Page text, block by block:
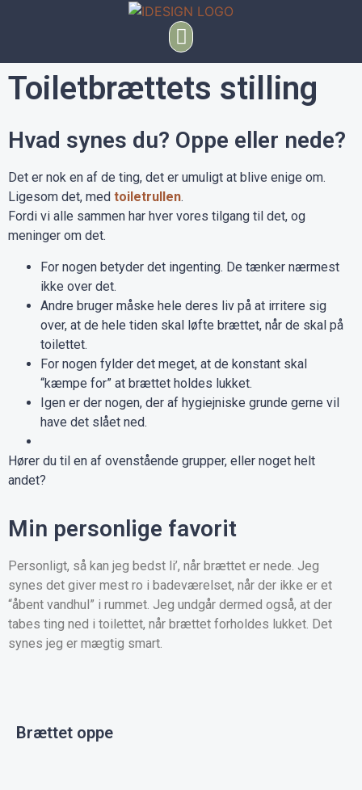
Toiletbrættets stilling
Hvad synes du? Oppe eller nede?
Det er nok en af de ting, det er umuligt at blive enige om.
Ligesom det, med toiletrullen.
Fordi vi alle sammen har hver vores tilgang til det, og
meninger om det.
For nogen betyder det ingenting. De tænker nærmest
ikke over det.
Andre bruger måske hele deres liv på at irritere sig
over, at de hele tiden skal løfte brættet, når de skal på
toilettet.
For nogen fylder det meget, at de konstant skal
“kæmpe for” at brættet holdes lukket.
Igen er der nogen, der af hygiejniske grunde gerne vil
have det slået ned.
Hører du til en af ovenstående grupper, eller noget helt
andet?
Min personlige favorit
Personligt, så kan jeg bedst li’, når brættet er nede. Jeg
synes det giver mest ro i badeværelset, når der ikke er et
“åbent vandhul” i rummet. Jeg undgår dermed også, at der
tabes ting ned i toilettet, når brættet forholdes lukket. Det
synes jeg er mægtig smart.
Brættet oppe